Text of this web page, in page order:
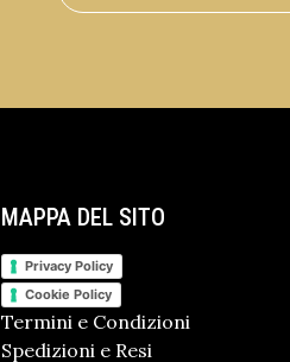
MAPPA DEL SITO
Privacy Policy
Cookie Policy
Termini e Condizioni
Spedizioni e Resi